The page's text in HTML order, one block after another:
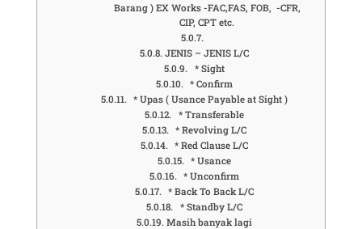
Barang ) EX Works -FAC,FAS, FOB, -CFR,
CIP, CPT etc.
JENIS – JENIS L/C
* Sight
* Confirm
* Upas ( Usance Payable at Sight )
* Transferable
* Revolving L/C
* Red Clause L/C
* Usance
* Unconfirm
* Back To Back L/C
* Standby L/C
Masih banyak lagi